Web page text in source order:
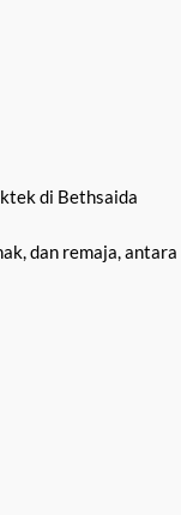
di Bethsaida
dan remaja, antara